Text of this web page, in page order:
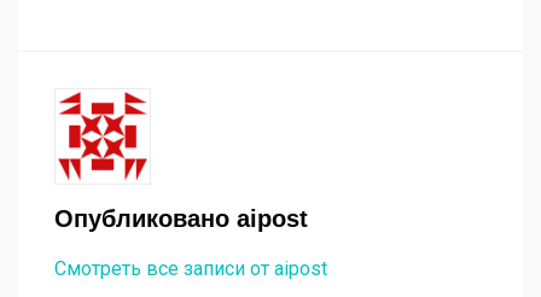
Опубликовано aipost
Смотреть все записи от aipost